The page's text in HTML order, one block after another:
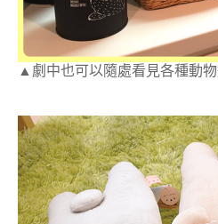
▲劇中也可以隨處看見各種動